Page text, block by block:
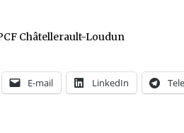
Châtellerault-Loudun
E-mail LinkedIn